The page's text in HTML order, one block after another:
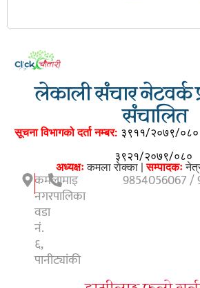
लेकाली संचार नेटवर्क
संचालित
सूचना विभागको दर्ता नम्बर: ३९११/२०७९/०८०
३९२१/२०७९/०८०
अध्यक्षःकमला राेक्का |सम्पादकः
कमलामाइ
नगरपालिका
वडा
नं.
६,
पानीट्यांकी
9854056067 /